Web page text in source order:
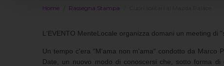
Home Rassegna Stampa
L'EVENTO MenteLocale organizza domani un meeting
Un tempo c'era "M'ama non m'ama" condotto da Marco
Date, un nuovo modo di conoscersi che, sotto forma